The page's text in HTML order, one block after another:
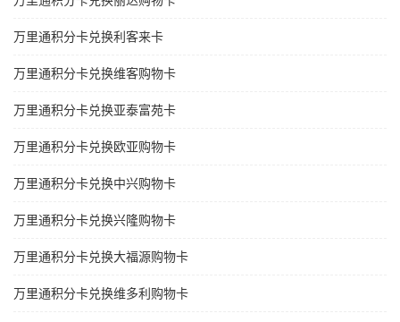
万里通积分卡兑换利客来卡
万里通积分卡兑换维客购物卡
万里通积分卡兑换亚泰富苑卡
万里通积分卡兑换欧亚购物卡
万里通积分卡兑换中兴购物卡
万里通积分卡兑换兴隆购物卡
万里通积分卡兑换大福源购物卡
万里通积分卡兑换维多利购物卡